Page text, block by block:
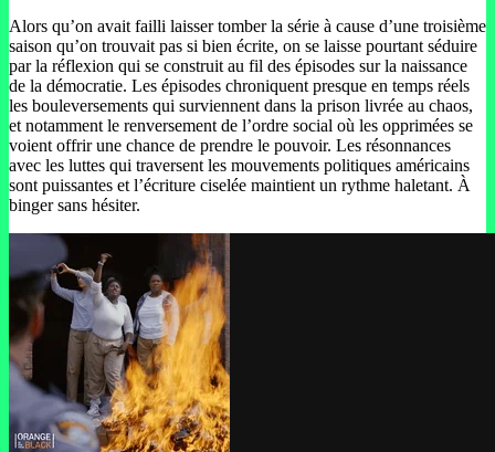
Alors qu’on avait failli laisser tomber la série à cause d’une troisième
saison qu’on trouvait pas si bien écrite, on se laisse pourtant séduire
par la réflexion qui se construit au fil des épisodes sur la naissance
de la démocratie. Les épisodes chroniquent presque en temps réels
les bouleversements qui surviennent dans la prison livrée au chaos,
et notamment le renversement de l’ordre social où les opprimées se
voient offrir une chance de prendre le pouvoir. Les résonnances
avec les luttes qui traversent les mouvements politiques américains
sont puissantes et l’écriture ciselée maintient un rythme haletant. À
binger sans hésiter.